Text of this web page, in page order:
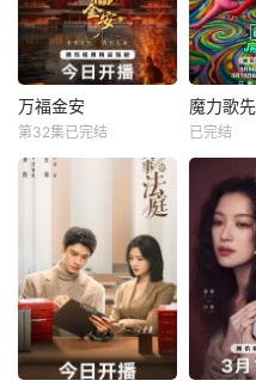
里，约阿希姆·波塞
纳站出来，用他自
己的话讲述了关于
托拉斯丑闻的故
生。选
兴趣、
吸引人
求学术
思想个
万福金安
吴曼思
皇后顾清遭害葬身
火海，魂穿为尚衣
局婢女凤卿。为护
妹妹顾婉、查找真
凶，她以婢女之身
周旋于一众嫔妃之
间，更联合太医弟
弟顾玹智斗后宫各
万福金安
第32集已完结
魔力
大张伟
来自各
同身
ir正式
舞台
竞逐魔
演绎，
压、魔
围里，
魔力歌
已完结